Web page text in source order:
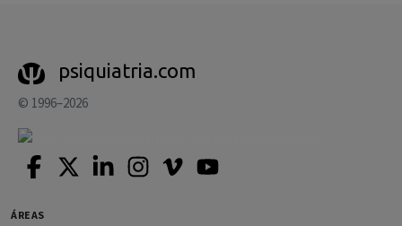
psiquiatria.com
© 1996–2026
ÁREAS